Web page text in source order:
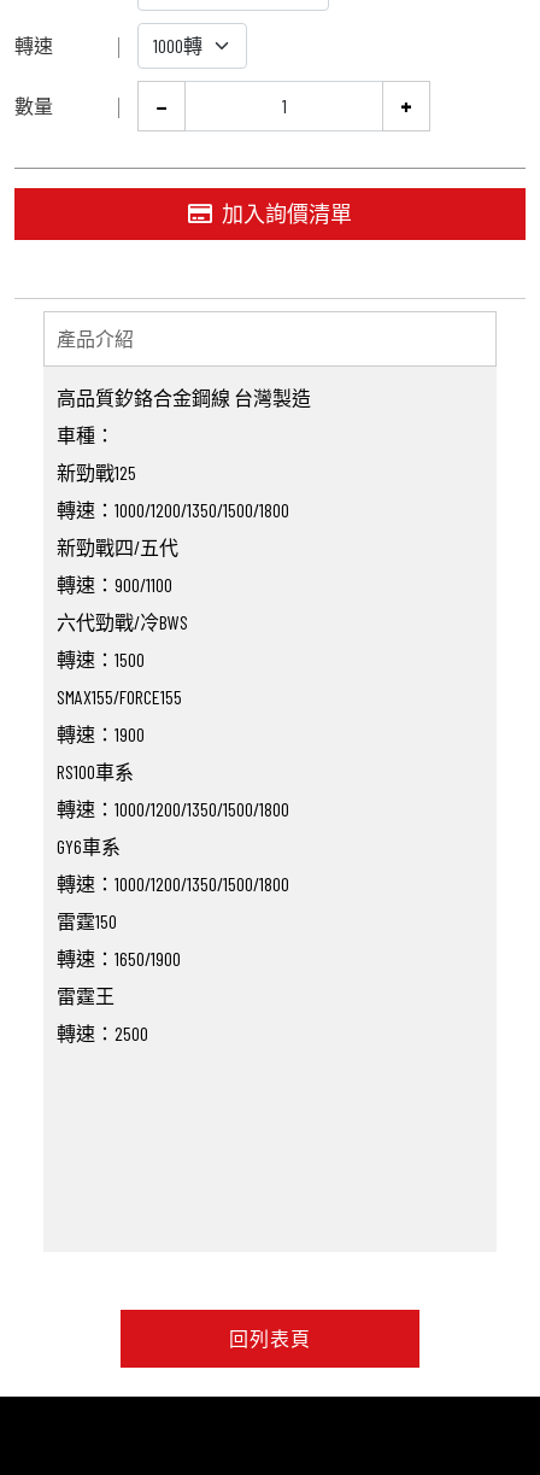
轉速
數量 − +
加入詢價清單
產品介紹
高品質釸鉻合金鋼線 台灣製造
車種：
新勁戰125
轉速：1000/1200/1350/1500/1800
新勁戰四/五代
轉速：900/1100
六代勁戰/冷BWS
轉速：1500
SMAX155/FORCE155
轉速：1900
RS100車系
轉速：1000/1200/1350/1500/1800
GY6車系
轉速：1000/1200/1350/1500/1800
雷霆150
轉速：1650/1900
雷霆王
轉速：2500
回列表頁